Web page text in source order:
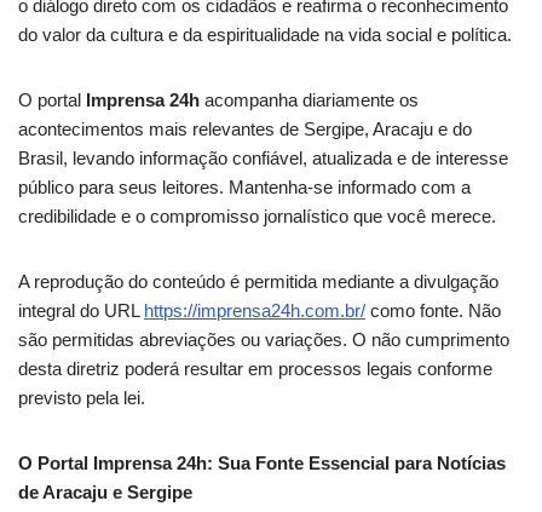
o diálogo direto com os cidadãos e reafirma o reconhecimento
do valor da cultura e da espiritualidade na vida social e política.
O portal Imprensa 24h acompanha diariamente os
acontecimentos mais relevantes de Sergipe, Aracaju e do
Brasil, levando informação confiável, atualizada e de interesse
público para seus leitores. Mantenha-se informado com a
credibilidade e o compromisso jornalístico que você merece.
A reprodução do conteúdo é permitida mediante a divulgação
integral do URL https://imprensa24h.com.br/ como fonte. Não
são permitidas abreviações ou variações. O não cumprimento
desta diretriz poderá resultar em processos legais conforme
previsto pela lei.
O Portal Imprensa 24h: Sua Fonte Essencial para Notícias
de Aracaju e Sergipe